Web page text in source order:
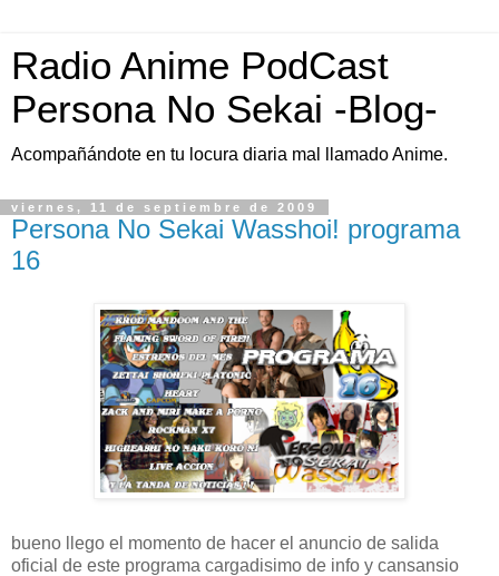
Radio Anime PodCast
Persona No Sekai -Blog-
Acompañándote en tu locura diaria mal llamado Anime.
viernes, 11 de septiembre de 2009
Persona No Sekai Wasshoi! programa
16
bueno llego el momento de hacer el anuncio de salida
oficial de este programa cargadisimo de info y cansansio